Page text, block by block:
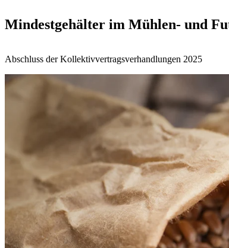
Mindestgehälter im Mühlen- und
Abschluss der Kollektivvertragsverhandlungen 2025